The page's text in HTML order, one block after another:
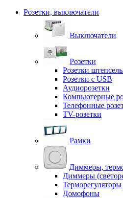
Розетки, выключатели
Выключатели
Розетки
Розетки
Розетки с USB
Аудиорозетки
Компьютерные
Телефонные
TV-розетки
Рамки
Диммеры,
Диммеры
Домофоны